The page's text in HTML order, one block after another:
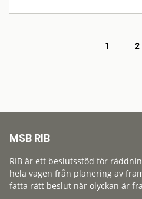
1 2
MSB RIB
RIB är ett beslutsstöd för
hela vägen från planering av
fatta rätt beslut när olyckan är